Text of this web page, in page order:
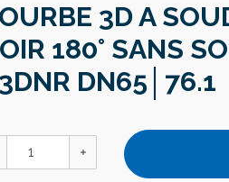
3D A
180° SANS
DN65│76.1